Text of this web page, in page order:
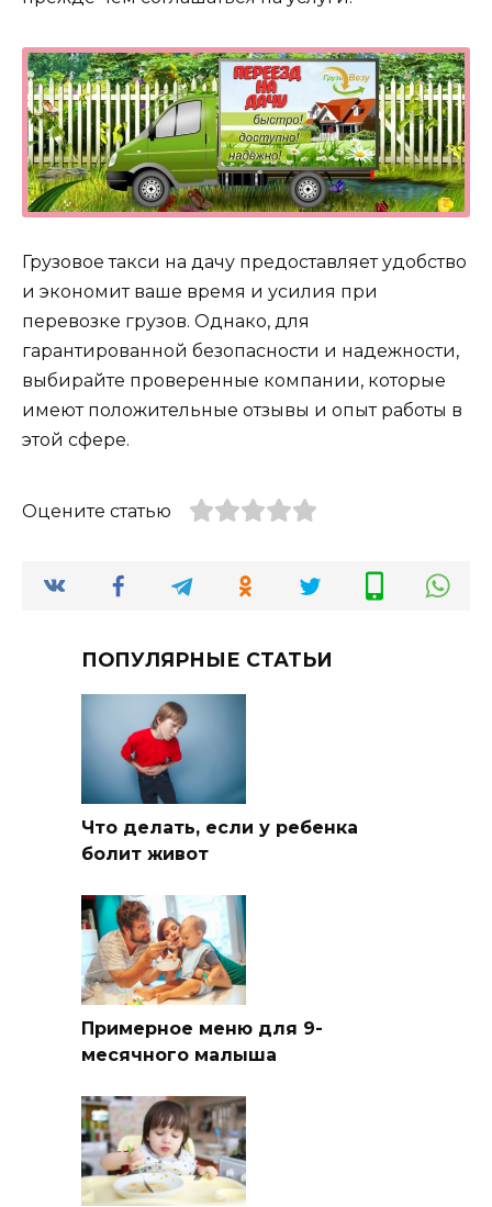
Грузовое такси на дачу предоставляет удобство
и экономит ваше время и усилия при
перевозке грузов. Однако, для
гарантированной безопасности и надежности,
выбирайте проверенные компании, которые
имеют положительные отзывы и опыт работы в
этой сфере.
Оцените статью
ПОПУЛЯРНЫЕ СТАТЬИ
Что делать, если у ребенка
болит живот
Примерное меню для 9-
месячного малыша